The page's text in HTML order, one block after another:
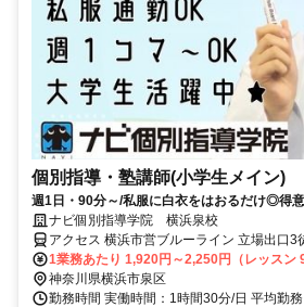
個別指導・塾講師(小学生メイン)
週1日・90分～/私服に白衣をはおるだけ◎得
ナビ個別指導学院 横浜泉校
アクセス 横浜市営ブルーライン 立場出口3
線/相鉄本線 いずみ中央徒歩約13分、横浜
奈川県）出口4徒歩約17分 立場駅より徒歩3
1業務あたり 1,920円～2,250円（レッスン
神奈川県横浜市泉区
勤務時間 実働時間：1時間30分/日 平均勤